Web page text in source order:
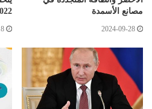
مصانع الأسمدة
2024-09-28